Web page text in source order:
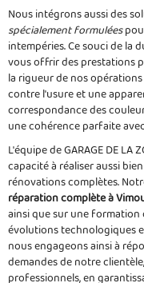
Nous intégrons aussi des
spécialement formulées
intempéries. Ce souci de la
vous offrir des prestations
la rigueur de nos
contre l'usure et une
correspondance des
une cohérence parfaite
L'équipe de GARAGE DE
capacité à réaliser aussi
rénovations complètes.
réparation complète à
ainsi que sur une
évolutions technologiques
nous engageons ainsi à
demandes de notre
professionnels, en